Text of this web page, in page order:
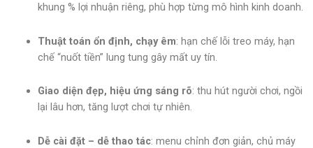
khung % lợi nhuận riêng, phù hợp từng mô hình kinh doanh.
Thuật toán ổn định, chạy êm: hạn chế lỗi treo máy, hạn
chế “nuốt tiền” lung tung gây mất uy tín.
Giao diện đẹp, hiệu ứng sáng rõ: thu hút người chơi, ngồi
lại lâu hơn, tăng lượt chơi tự nhiên.
Dễ cài đặt – dễ thao tác: menu chỉnh đơn giản, chủ máy